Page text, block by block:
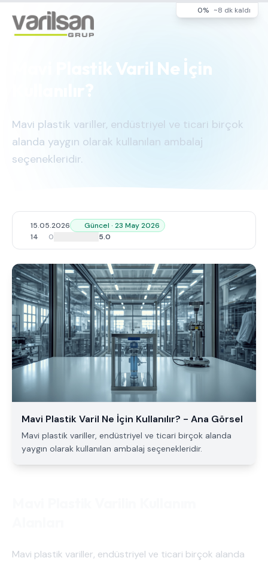
0% ~8 dk kaldı
Mavi Plastik Varil Ne İçin
Mavi plastik variller, endüstriyel ve ticari birçok
alanda yaygın olarak kullanılan ambalaj
seçenekleridir.
15.05.2026
Güncel · 23 May 2026
14
0 5.0
Mavi Plastik Varil Ne İçin Kullanılır? - Ana Görsel
Mavi plastik variller, endüstriyel ve ticari birçok alanda
yaygın olarak kullanılan ambalaj seçenekleridir.
Mavi plastik variller, endüstriyel ve ticari birçok alanda